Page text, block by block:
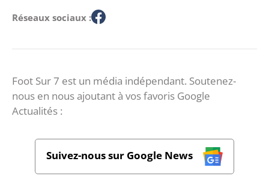
Réseaux sociaux :
Foot Sur 7 est un média indépendant. Soutenez-
nous en nous ajoutant à vos favoris Google
Actualités :
Suivez-nous sur Google News